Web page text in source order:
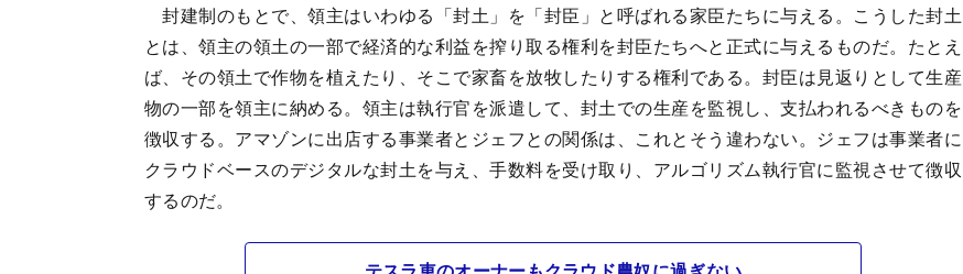
封建制のもとで、領主はいわゆる「封土」を「封臣」と呼ばれる家臣たちに与える。こうした封土
とは、領主の領土の一部で経済的な利益を搾り取る権利を封臣たちへと正式に与えるものだ。たとえ
ば、その領土で作物を植えたり、そこで家畜を放牧したりする権利である。封臣は見返りとして生産
物の一部を領主に納める。領主は執行官を派遣して、封土での生産を監視し、支払われるべきものを
徴収する。アマゾンに出店する事業者とジェフとの関係は、これとそう違わない。ジェフは事業者に
クラウドベースのデジタルな封土を与え、手数料を受け取り、アルゴリズム執行官に監視させて徴収
するのだ。